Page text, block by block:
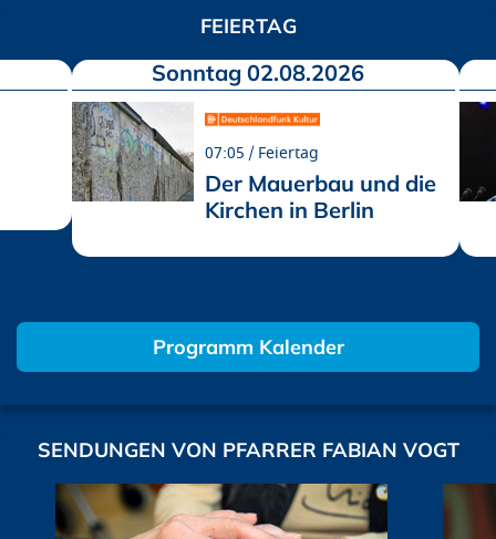
FEIERTAG
Sonntag 02.08.2026
07:05 Feiertag
Der Mauerbau und die
Kirchen in Berlin
Programm Kalender
SENDUNGEN VON PFARRER FABIAN VOGT